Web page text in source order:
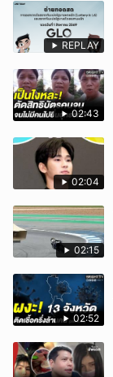
REPLAY
02:43
02:04
02:15
02:52